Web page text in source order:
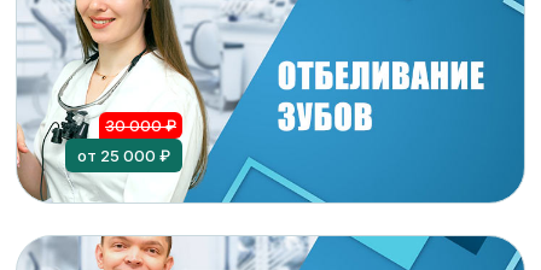
30 000 ₽
от 25 000 ₽